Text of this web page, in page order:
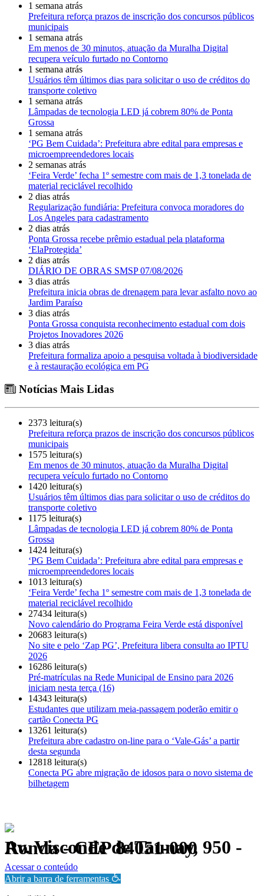
1 semana atrás
Prefeitura reforça prazos de inscrição dos concursos públicos
municipais
1 semana atrás
Em menos de 30 minutos, atuação da Muralha Digital
recupera veículo furtado no Contorno
1 semana atrás
Usuários têm últimos dias para solicitar o uso de créditos do
transporte coletivo
1 semana atrás
Lâmpadas de tecnologia LED já cobrem 80% de Ponta
Grossa
1 semana atrás
‘PG Bem Cuidada’: Prefeitura abre edital para empresas e
microempreendedores locais
2 semanas atrás
‘Feira Verde’ fecha 1º semestre com mais de 1,3 tonelada de
material reciclável recolhido
2 dias atrás
Regularização fundiária: Prefeitura convoca moradores do
Los Angeles para cadastramento
2 dias atrás
Ponta Grossa recebe prêmio estadual pela plataforma
‘ElaProtegida’
2 dias atrás
DIÁRIO DE OBRAS SMSP 07/08/2026
3 dias atrás
Prefeitura inicia obras de drenagem para levar asfalto novo ao
Jardim Paraíso
3 dias atrás
Ponta Grossa conquista reconhecimento estadual com dois
Projetos Inovadores 2026
3 dias atrás
Prefeitura formaliza apoio a pesquisa voltada à biodiversidade
e à restauração ecológica em PG
Notícias Mais Lidas
2373 leitura(s)
Prefeitura reforça prazos de inscrição dos concursos públicos
municipais
1575 leitura(s)
Em menos de 30 minutos, atuação da Muralha Digital
recupera veículo furtado no Contorno
1420 leitura(s)
Usuários têm últimos dias para solicitar o uso de créditos do
transporte coletivo
1175 leitura(s)
Lâmpadas de tecnologia LED já cobrem 80% de Ponta
Grossa
1424 leitura(s)
‘PG Bem Cuidada’: Prefeitura abre edital para empresas e
microempreendedores locais
1013 leitura(s)
‘Feira Verde’ fecha 1º semestre com mais de 1,3 tonelada de
material reciclável recolhido
27434 leitura(s)
Novo calendário do Programa Feira Verde está disponível
20683 leitura(s)
No site e pelo ‘Zap PG’, Prefeitura libera consulta ao IPTU
2026
16286 leitura(s)
Pré-matrículas na Rede Municipal de Ensino para 2026
iniciam nesta terça (16)
14343 leitura(s)
Estudantes que utilizam meia-passagem poderão emitir o
cartão Conecta PG
13261 leitura(s)
Prefeitura abre cadastro on-line para o ‘Vale-Gás’ a partir
desta segunda
12818 leitura(s)
Conecta PG abre migração de idosos para o novo sistema de
bilhetagem
Av. Visconde de Taunay, 950 - Ronda - CEP 84051-000
Política de Privacidade.
Acessar o conteúdo
Abrir a barra de ferramentas